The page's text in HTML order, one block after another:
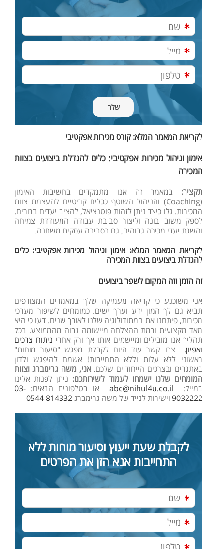
לקריאת המאמר המלא: קורס מכירות אפקטיבי
אימון וניהול מכירות אפקטיבי: כלים להגדלת ביצועים בצוות
המכירה
תקציר: במאמר זה אנו מתמקדים בחשיבות האימון
(Coaching) והניהול השוטף ככלים קריטיים להעצמת צוות
המכירות. גלו כיצד ניתן לזהות פוטנציאל, להציב יעדים ברורים,
לספק משוב בונה וליצור סביבת עבודה המעודדת צמיחה
והשגת יעדי מכירה גבוהים, גם בסביבה עסקית משתנה.
לקריאת המאמר המלא: אימון וניהול מכירות אפקטיבי: כלים
להגדלת ביצועים בצוות המכירה
זה הזמן וזה המקום לשפר ביצועים
אני משוכנע כי קריאה מעמיקה שלך במאמרים המצורפים
תביא גם לך המון ידע וערך ישים. כמומחים לשיפור מערכי
מכירות, פיתחנו את המתודולוגיה שלנו לאורך שנים. דעו כי היא
מאד מקצועית ורמת ההצלחה מיישומה גבוה מהממוצע. בכל
תהליך אנו מובילים ומיישמים אותו אך ורק אחרי ניתוח צרכים
ואפיון. צרו קשר עוד היום לקבלת מפגש "סיעור מוחות"
ראשוני ללא עלות וללא התחייבות! אשמח להיפגש ולדון
באתגרים ובצרכים הייחודיים שלכם.אני, משה גרימברג וצוות
המומחים שלנו ישמחו לעמוד לשירותכם: ניתן לפנות אלינו
במייל: abc@nihul4u.co.il או בטלפונים הבאים: 03-
9032222 וישירות לנייד של משה גרימברג0544-814332
לקבלת שעת ייעוץ וסיעור מוחות ללא
התחייבות אנא הזן את הפרטים